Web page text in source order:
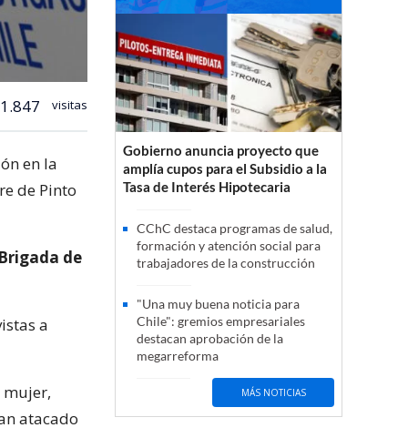
visitas
en la
de Pinto
Brigada de
a
mujer,
atacado
Gobierno anuncia proyecto que
amplía cupos para el Subsidio a la
Tasa de Interés Hipotecaria
CChC destaca programas de salud,
formación y atención social para
trabajadores de la construcción
"Una muy buena noticia para
Chile": gremios empresariales
destacan aprobación de la
megarreforma
MÁS NOTICIAS